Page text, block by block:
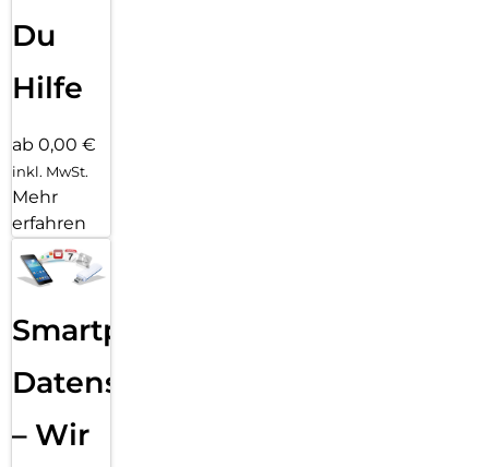
Du
Hilfe
ab 0,00 €
inkl. MwSt.
Mehr
erfahren
Smartphone
Datensicherung
– Wir